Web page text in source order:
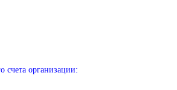
счета организации: